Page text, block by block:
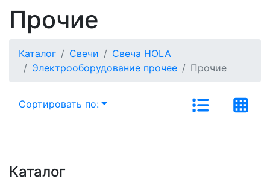
Прочие
Каталог Свечи
Свеча HOLA
Электрооборудование прочее
Прочие
Сортировать по:
Каталог